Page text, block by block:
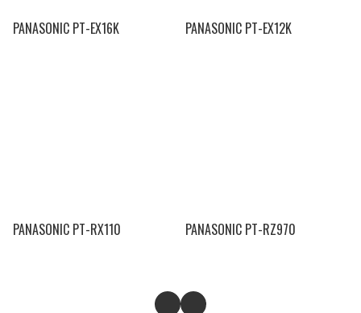
PANASONIC PT-EX16K PANASONIC PT-EX12K
PANASONIC PT-RX110 PANASONIC PT-RZ970